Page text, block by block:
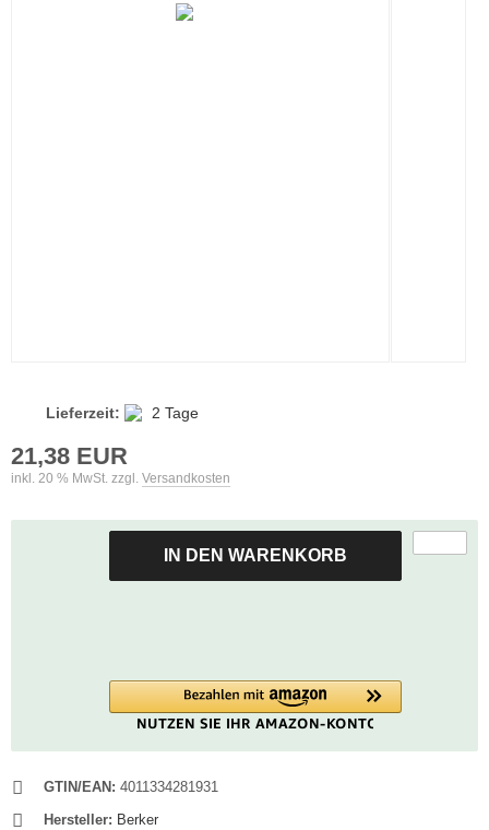
Lieferzeit: 2 Tage
21,38 EUR
inkl. 20 % MwSt. zzgl. Versandkosten
IN DEN WARENKORB
GTIN/EAN: 4011334281931
Hersteller: Berker